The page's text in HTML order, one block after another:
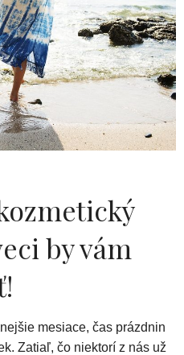
by vám
mesiace, čas prázdnin
Zatiaľ, čo niektorí z nás už